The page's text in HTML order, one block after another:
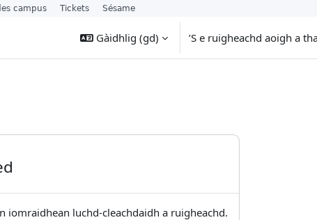
Gàidhlig ‎(gd)‎ ’S e ruigheachd aoigh a
iomraidhean luchd-cleachdaidh a ruigheachd.
campus Tickets Sésame